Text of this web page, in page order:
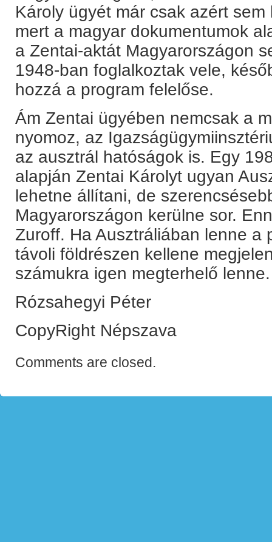
Károly ügyét már csak azért
mert a magyar dokumentumok
a Zentai-aktát Magyarországon
1948-ban foglalkoztak vele,
hozzá a program felelőse.
Ám Zentai ügyében nemcsak a
nyomoz, az
az ausztrál hatóságok is. Egy
alapján Zentai Károlyt ugyan
lehetne állítani, de
Magyarországon kerülne sor.
Zuroff. Ha Ausztráliában lenne a
távoli földrészen kellene
számukra igen megterhelő lenne.
Rózsahegyi Péter
CopyRight Népszava
Comments are closed.